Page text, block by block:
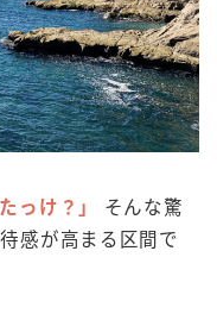
っけ？」
そんな驚
感が高まる区間で